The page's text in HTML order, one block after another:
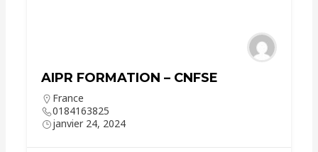
AIPR FORMATION – CNFSE
France
0184163825
janvier 24, 2024